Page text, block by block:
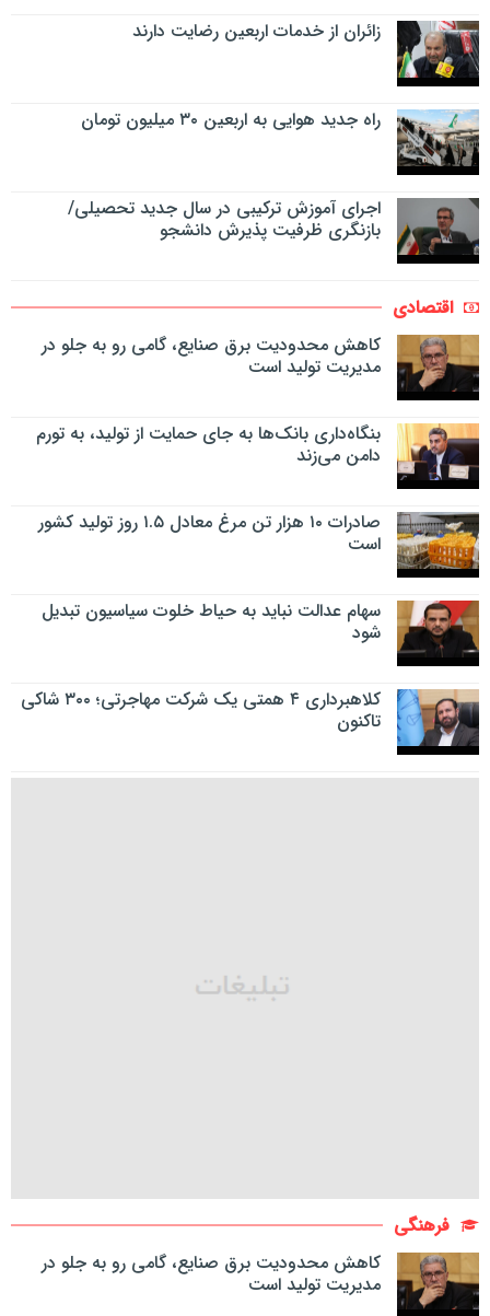
زائران از خدمات اربعین رضایت دارند
راه جدید هوایی به اربعین ۳۰ میلیون تومان
اجرای آموزش ترکیبی در سال جدید تحصیلی/
بازنگری ظرفیت پذیرش دانشجو
اقتصادی
کاهش محدودیت برق صنایع، گامی رو به جلو در
مدیریت تولید است
بنگاه‌داری بانک‌ها به جای حمایت از تولید، به تورم
دامن می‌زند
صادرات ۱۰ هزار تن مرغ معادل ۱.۵ روز تولید کشور
است
سهام عدالت نباید به حیاط خلوت سیاسیون تبدیل
شود
کلاهبرداری ۴ همتی یک شرکت مهاجرتی؛ ۳۰۰ شاکی
تاکنون
فرهنگی
کاهش محدودیت برق صنایع، گامی رو به جلو در
مدیریت تولید است